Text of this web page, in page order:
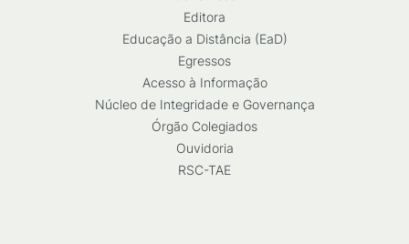
Editora
Educação a Distância (EaD)
Egressos
Acesso à Informação
Núcleo de Integridade e Governança
Órgão Colegiados
Ouvidoria
RSC-TAE